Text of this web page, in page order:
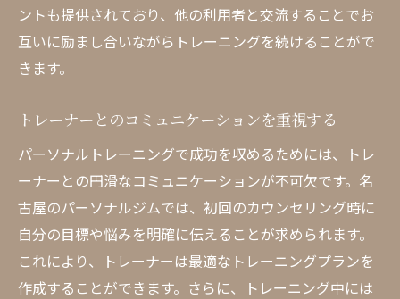
ントも提供されており、他の利用者と交流することでお
互いに励まし合いながらトレーニングを続けることがで
きます。
トレーナーとのコミュニケーションを重視する
パーソナルトレーニングで成功を収めるためには、トレ
ーナーとの円滑なコミュニケーションが不可欠です。名
古屋のパーソナルジムでは、初回のカウンセリング時に
自分の目標や悩みを明確に伝えることが求められます。
これにより、トレーナーは最適なトレーニングプランを
作成することができます。さらに、トレーニング中には